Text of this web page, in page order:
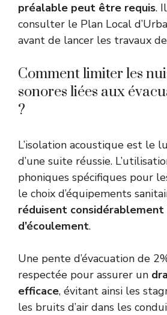
préalable peut être requis.
consulter le Plan Local
avant de lancer les travaux
Comment limiter les
sonores liées aux
?
L’isolation acoustique est le
d’une suite réussie.
phoniques spécifiques pour
le choix d’équipements
réduisent
d’écoulement.
Une pente d’évacuation de
respectée pour assurer un
efficace, évitant ainsi les
les bruits d’air dans les